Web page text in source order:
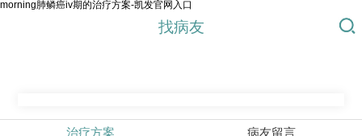
morning肺鳞癌iv期的治疗方案-凯发官网入口
找病友
治疗方案 病友留言